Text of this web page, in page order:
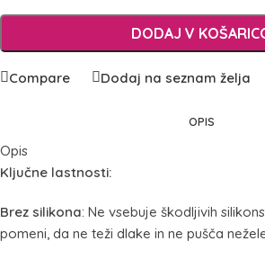
DODAJ V
Compare Dodaj na seznam želja
OPIS
Opis
Ključne lastnosti:
Brez silikona: Ne vsebuje škodljivih
pomeni, da ne teži dlake in ne pušča